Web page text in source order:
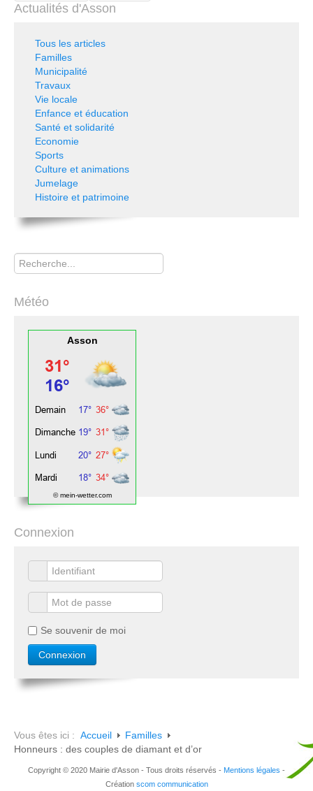
Actualités d'Asson
Tous les articles
Familles
Municipalité
Travaux
Vie locale
Enfance et éducation
Santé et solidarité
Economie
Sports
Culture et animations
Jumelage
Histoire et patrimoine
Rechercher
Météo
Asson
© mein-wetter.com
Connexion
Se souvenir de moi
Vous êtes ici : Accueil
Familles
Honneurs : des couples de diamant et d’or
Copyright © 2020 Mairie d'Asson - Tous droits réservés - Mentions légales -
Création scom communication